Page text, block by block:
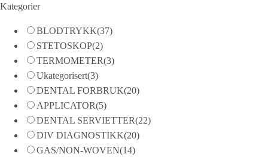
Kategorier
BLODTRYKK(37)
STETOSKOP(2)
TERMOMETER(3)
Ukategorisert(3)
DENTAL FORBRUK(20)
APPLICATOR(5)
DENTAL SERVIETTER(22)
DIV DIAGNOSTIKK(20)
GAS/NON-WOVEN(14)